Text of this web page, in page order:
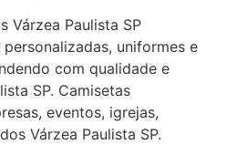
Várzea Paulista SP
uniformes e
com qualidade e
SP. Camisetas
eventos, igrejas,
Várzea Paulista SP.